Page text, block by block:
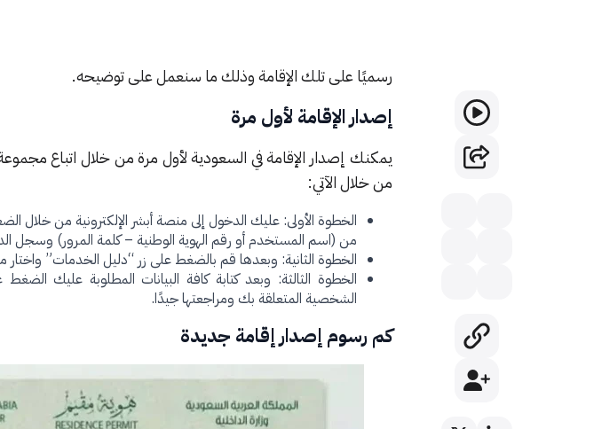
رسميًا على تلك الإقامة وذلك ما سنعمل على توضيحه.
إصدار الإقامة لأول مرة
يمكنك إصدار الإقامة في السعودية لأول مرة من خلال اتباع
من خلال الآتي:
الخطوة الأولى: عليك الدخول إلى منصة أبشر الإلكترونية من خلال
من (اسم المستخدم أو رقم الهوية الوطنية – كلمة المرور) وسجل
الخطوة الثانية: وبعدها قم بالضغط على زر “دليل الخدمات” واختار
الخطوة الثالثة: وبعد كتابة كافة البيانات المطلوبة عليك
الشخصية المتعلقة بك ومراجعتها جيدًا.
كم رسوم إصدار إقامة جديدة